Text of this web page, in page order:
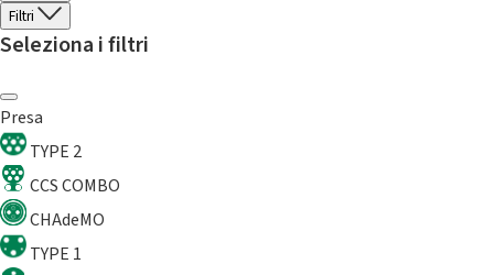
Filtri
Seleziona i filtri
Presa
TYPE 2
CCS COMBO
CHAdeMO
TYPE 1